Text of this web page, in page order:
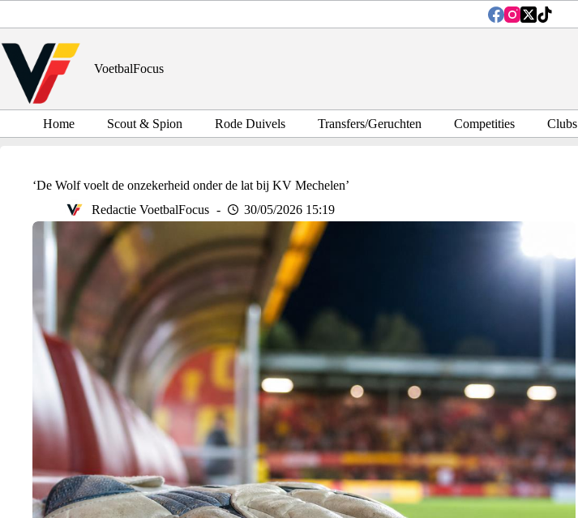
inhoud
VoetbalFocus
Home Scout & Spion Rode Duivels Transfers/Geruchten Competities Clubs
‘De Wolf voelt de onzekerheid onder de lat bij KV Mechelen’
Redactie VoetbalFocus
30/05/2026 15:19